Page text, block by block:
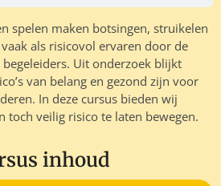
spelen maken botsingen, struikelen
als risicovol ervaren door de
Uit onderzoek blijkt
van belang en gezond zijn voor
In deze cursus bieden wij
toch veilig risico te laten bewegen.
inhoud